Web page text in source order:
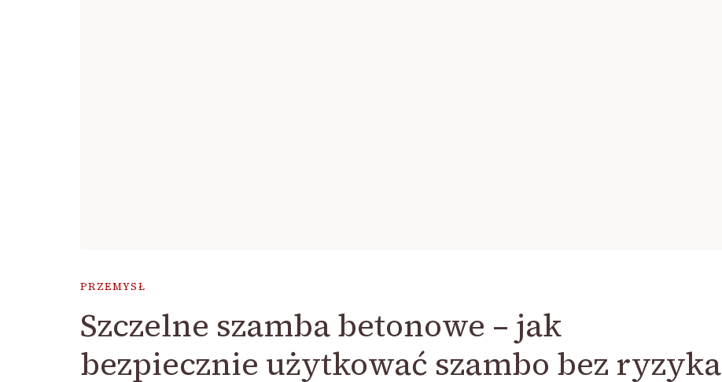
PRZEMYSŁ
Szczelne szamba betonowe – jak
bezpiecznie użytkować szambo bez ryzyka